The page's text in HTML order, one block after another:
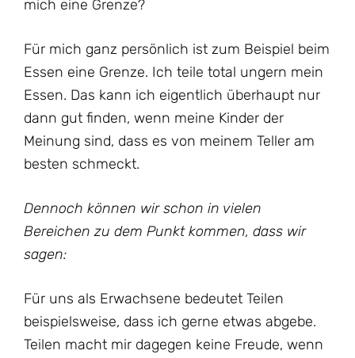
mich eine Grenze?
Für mich ganz persönlich ist zum Beispiel beim
Essen eine Grenze. Ich teile total ungern mein
Essen. Das kann ich eigentlich überhaupt nur
dann gut finden, wenn meine Kinder der
Meinung sind, dass es von meinem Teller am
besten schmeckt.
Dennoch können wir schon in vielen
Bereichen zu dem Punkt kommen, dass wir
sagen:
Für uns als Erwachsene bedeutet Teilen
beispielsweise, dass ich gerne etwas abgebe.
Teilen macht mir dagegen keine Freude, wenn